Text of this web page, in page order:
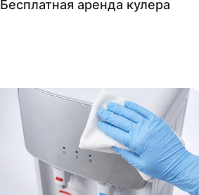
Бесплатная аренда кулера